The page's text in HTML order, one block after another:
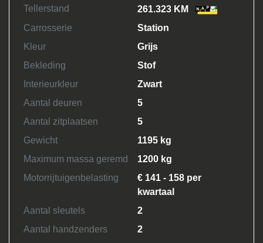
Tellerstand
261.323 KM
Carrosserie
Station
Kleur
Grijs
Bekleding
Stof
Interieurkleur
Zwart
Aantal deuren
5
Aantal zitplaatsen
5
Gewicht
1195 kg
Maximum massa geremd
1200 kg
Motorrijtuigenbelasting
€ 141 - 158 per
kwartaal
Aantal sleutels
2
Aantal handzenders
2